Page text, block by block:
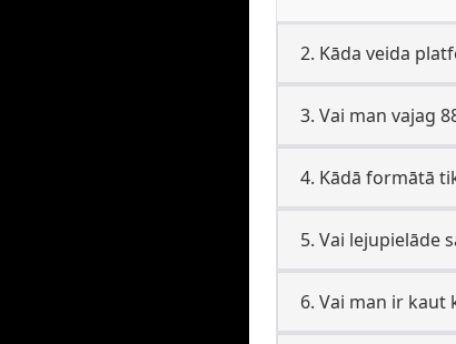
2. Kāda veida
3. Vai man vajag
4. Kādā formātā
5. Vai lejupielāde
6. Vai man ir kaut